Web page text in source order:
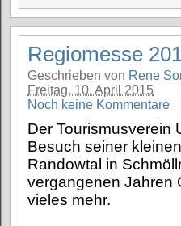
Regiomesse
Geschrieben von Rene
Freitag, 10. April 2015
Noch keine Kommentare
Der Tourismusverein
Besuch seiner
Randowtal in
vergangenen Jahren
vieles mehr.